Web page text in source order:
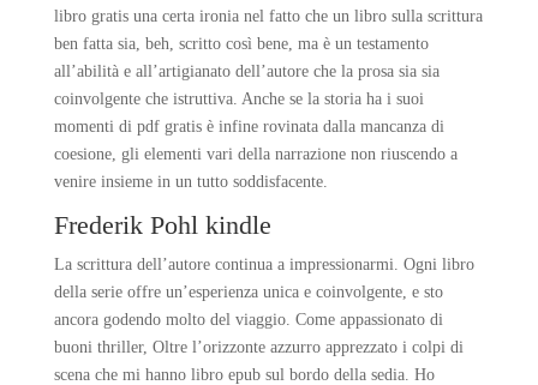
libro gratis una certa ironia nel fatto che un libro sulla scrittura
ben fatta sia, beh, scritto così bene, ma è un testamento
all’abilità e all’artigianato dell’autore che la prosa sia sia
coinvolgente che istruttiva. Anche se la storia ha i suoi
momenti di pdf gratis è infine rovinata dalla mancanza di
coesione, gli elementi vari della narrazione non riuscendo a
venire insieme in un tutto soddisfacente.
Frederik Pohl kindle
La scrittura dell’autore continua a impressionarmi. Ogni libro
della serie offre un’esperienza unica e coinvolgente, e sto
ancora godendo molto del viaggio. Come appassionato di
buoni thriller, Oltre l’orizzonte azzurro apprezzato i colpi di
scena che mi hanno libro epub sul bordo della sedia. Ho